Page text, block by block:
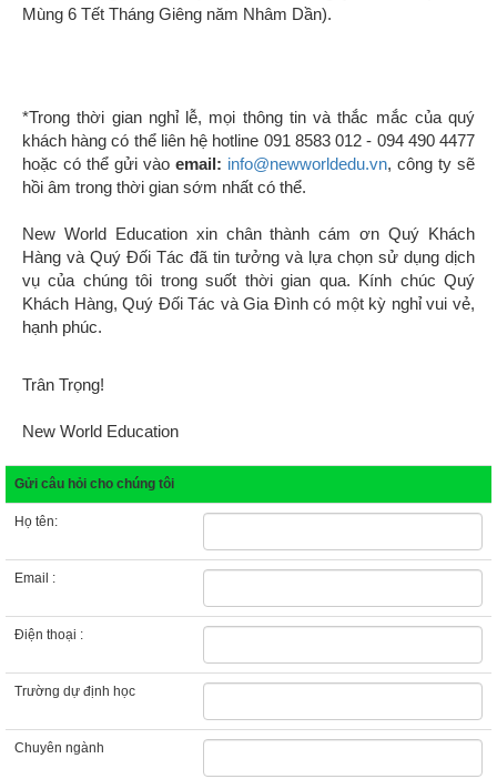
Mùng 6 Tết Tháng Giêng năm Nhâm Dần).
*Trong thời gian nghỉ lễ, mọi thông tin và thắc mắc của quý
khách hàng có thể liên hệ hotline 091 8583 012 - 094 490 4477
hoặc có thể gửi vào email: info@newworldedu.vn, công ty sẽ
hồi âm trong thời gian sớm nhất có thể.
New World Education xin chân thành cám ơn Quý Khách
Hàng và Quý Đối Tác đã tin tưởng và lựa chọn sử dụng dịch
vụ của chúng tôi trong suốt thời gian qua. Kính chúc Quý
Khách Hàng, Quý Đối Tác và Gia Đình có một kỳ nghỉ vui vẻ,
hạnh phúc.
Trân Trọng!
New World Education
Gửi câu hỏi cho chúng tôi
Họ tên:
Email :
Điện thoại :
Trường dự định học
Chuyên ngành